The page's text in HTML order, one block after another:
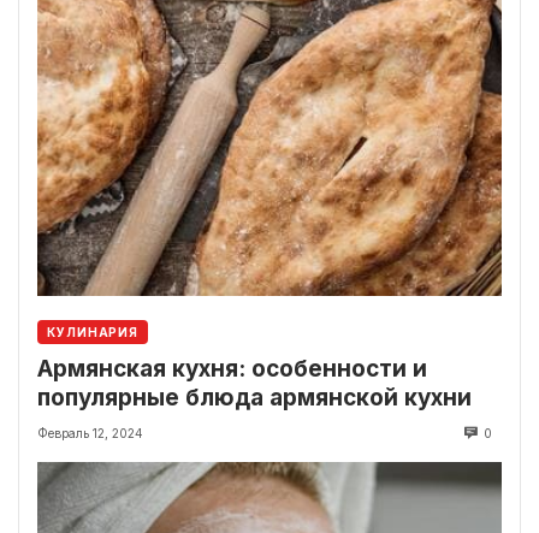
КУЛИНАРИЯ
Армянская кухня: особенности и
популярные блюда армянской кухни
Февраль 12, 2024 0